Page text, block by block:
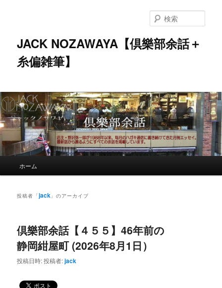
移
動
動
JACK NOZAWAYA【倶樂部余話＋
糸偏雑筆】
索
ホーム
投稿者「jack 」のアーカイブ
倶樂部余話【４５５】46年前の
静岡紺屋町 (2026年8月1日）
投稿日時:投稿者:jack